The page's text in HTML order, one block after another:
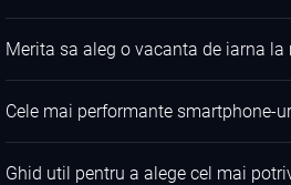
Merita sa aleg o vacanta de iarna la
Cele mai performante smartphone-
Ghid util pentru a alege cel mai